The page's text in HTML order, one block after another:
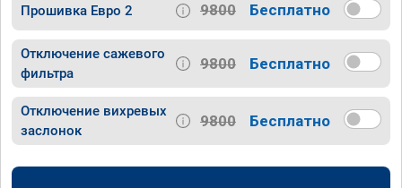
Прошивка Евро 2 9800 Бесплатно
Отключение сажевого
фильтра
9800 Бесплатно
Отключение вихревых
заслонок
9800 Бесплатно